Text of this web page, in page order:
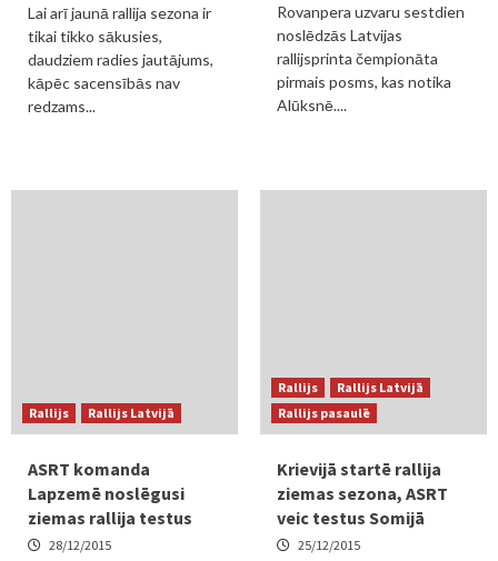
Lai arī jaunā rallija sezona ir
tikai tikko sākusies,
daudziem radies jautājums,
kāpēc sacensībās nav
redzams...
Rovanpera uzvaru sestdien
noslēdzās Latvijas
rallijsprinta čempionāta
pirmais posms, kas notika
Alūksnē....
Rallijs Rallijs Latvijā
ASRT komanda
Lapzemē noslēgusi
ziemas rallija testus
28/12/2015
Rallijs
Rallijs Latvijā
Rallijs pasaulē
Krievijā startē rallija
ziemas sezona, ASRT
veic testus Somijā
25/12/2015